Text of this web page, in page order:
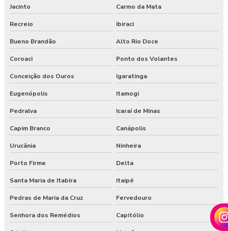
Jacinto Carmo da Mata
Recreio Ibiraci
Bueno Brandão Alto Rio Doce
Coroaci Ponto dos Volantes
Conceição dos Ouros Igaratinga
Eugenópolis Itamogi
Pedralva Icaraí de Minas
Capim Branco Canápolis
Urucânia Ninheira
Porto Firme Delta
Santa Maria de Itabira Itaipé
Pedras de Maria da Cruz Fervedouro
Senhora dos Remédios Capitólio